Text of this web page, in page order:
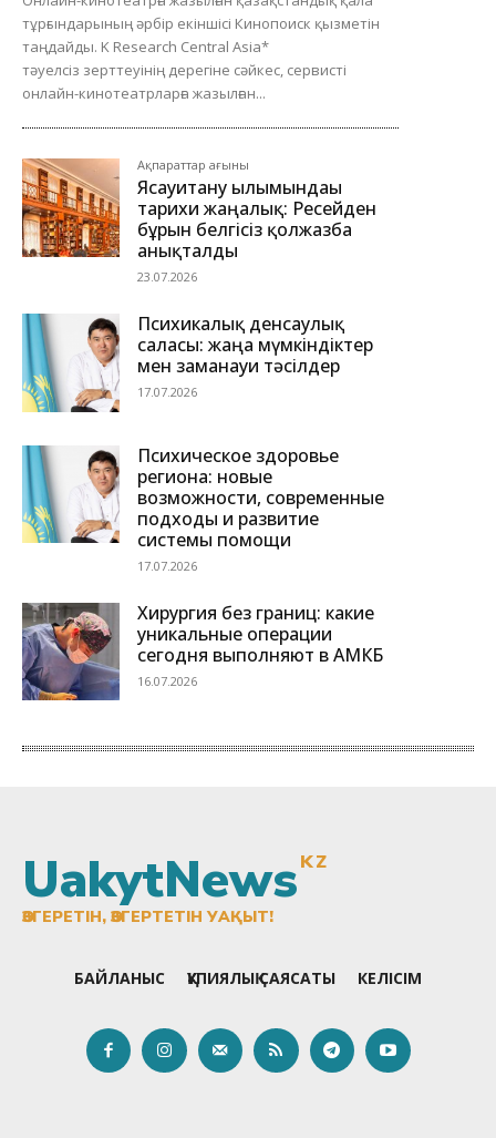
UakytNewsKZ
ӨЗГЕРЕТІН, ӨЗГЕРТЕТІН УАҚЫТ!
БАЙЛАНЫС ҚҰПИЯЛЫҚ САЯСАТЫ КЕЛІСІМ